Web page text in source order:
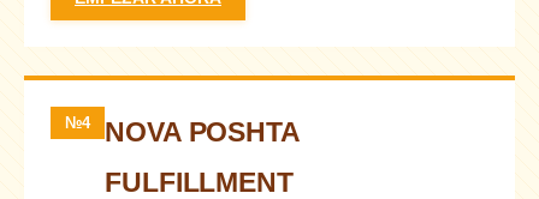
№4
NOVA POSHTA
FULFILLMENT